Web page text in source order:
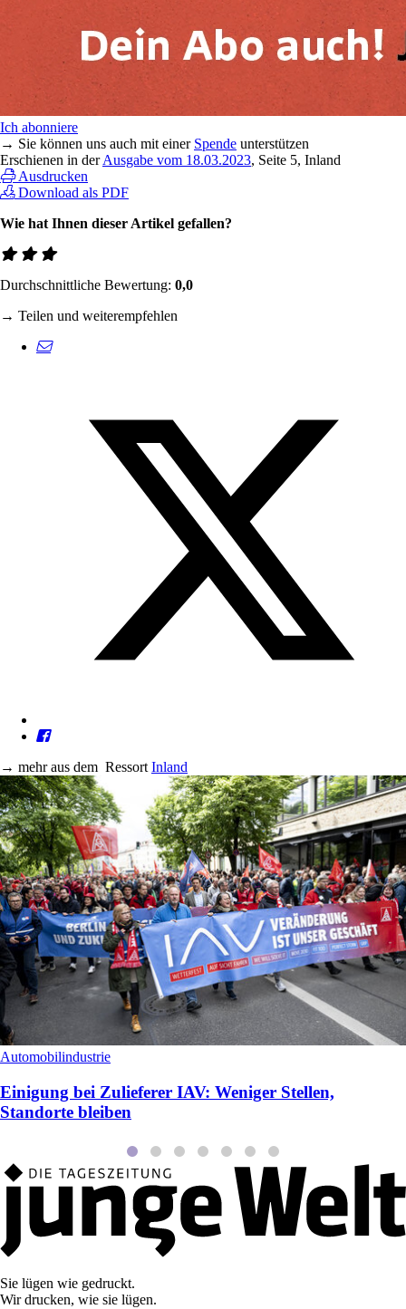
Ich abonniere
→ Sie können uns auch mit einer Spende unterstützen
Erschienen in derAusgabe vom 18.03.2023, Seite 5, Inland
Ausdrucken
Download als PDF
Wie hat Ihnen dieser Artikel gefallen?
Durchschnittliche Bewertung: 0,0
→ Teilen und weiterempfehlen
→ mehr aus dem Ressort Inland
Automobilindustrie
Einigung bei Zulieferer IAV: Weniger Stellen,
Standorte bleiben
Sie lügen wie gedruckt.
Wir drucken, wie sie lügen.